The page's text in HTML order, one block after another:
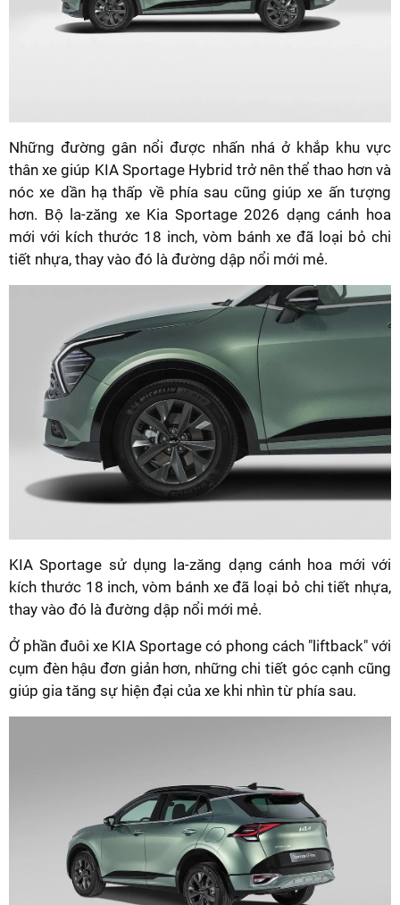
Những đường gân nổi được nhấn nhá ở khắp khu vực
thân xe giúp KIA Sportage Hybrid trở nên thể thao hơn và
nóc xe dần hạ thấp về phía sau cũng giúp xe ấn tượng
hơn. Bộ la-zăng xe Kia Sportage 2026 dạng cánh hoa
mới với kích thước 18 inch, vòm bánh xe đã loại bỏ chi
tiết nhựa, thay vào đó là đường dập nổi mới mẻ.
KIA Sportage sử dụng la-zăng dạng cánh hoa mới với
kích thước 18 inch, vòm bánh xe đã loại bỏ chi tiết nhựa,
thay vào đó là đường dập nổi mới mẻ.
Ở phần đuôi xe KIA Sportage có phong cách "liftback" với
cụm đèn hậu đơn giản hơn, những chi tiết góc cạnh cũng
giúp gia tăng sự hiện đại của xe khi nhìn từ phía sau.